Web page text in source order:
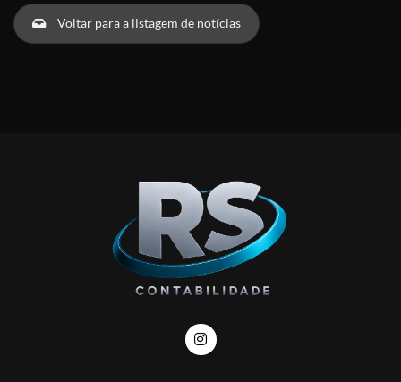
Voltar para a listagem de notícias